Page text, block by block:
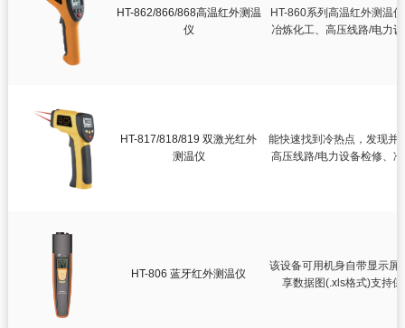
HT-862/866/868高温红外测温
仪
HT-860系列高温红外测温
冶炼化工、高压线路/电力
HT-817/818/819 双激光红外
测温仪
能快速找到冷热点，发现并
高压线路/电力设备检修、
HT-806 蓝牙红外测温仪
该设备可用机身自带显示屏
享数据图(.xls格式)支持